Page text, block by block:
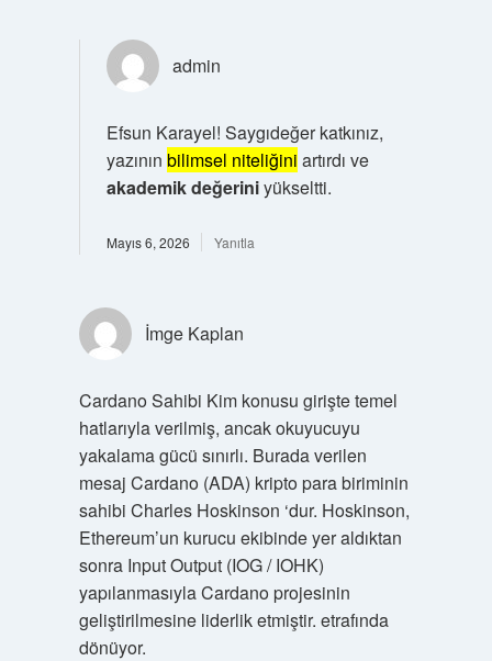
admin
Efsun Karayel! Saygıdeğer katkınız,
yazının bilimsel niteliğini artırdı ve
akademik değeriniyükseltti.
Mayıs 6, 2026 Yanıtla
İmge Kaplan
Cardano Sahibi Kim konusu girişte temel
hatlarıyla verilmiş, ancak okuyucuyu
yakalama gücü sınırlı. Burada verilen
mesaj Cardano (ADA) kripto para biriminin
sahibi Charles Hoskinson ‘dur. Hoskinson,
Ethereum’un kurucu ekibinde yer aldıktan
sonra Input Output (IOG / IOHK)
yapılanmasıyla Cardano projesinin
geliştirilmesine liderlik etmiştir. etrafında
dönüyor.